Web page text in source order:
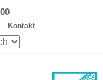
Kontakt